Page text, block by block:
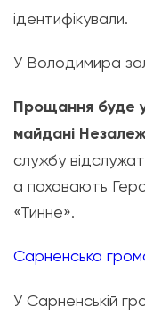
ідентифікували.
У Володимира
Прощання буде
майдані
службу
а поховають
«Тинне».
Сарненська
У Сарненській